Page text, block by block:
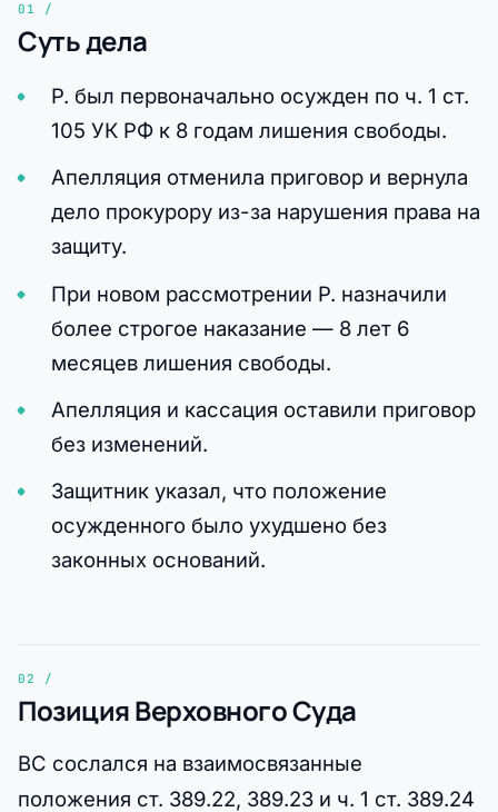
Суть дела
Р. был первоначально осужден по ч. 1 ст.
105 УК РФ к 8 годам лишения свободы.
Апелляция отменила приговор и вернула
дело прокурору из-за нарушения права на
защиту.
При новом рассмотрении Р. назначили
более строгое наказание — 8 лет 6
месяцев лишения свободы.
Апелляция и кассация оставили приговор
без изменений.
Защитник указал, что положение
осужденного было ухудшено без
законных оснований.
Позиция Верховного Суда
ВС сослался на взаимосвязанные
положения ст. 389.22, 389.23 и ч. 1 ст. 389.24